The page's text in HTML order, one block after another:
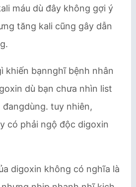
máu dù đây không gợi ý
tăng kali cũng gây dẫn
khiến bạnnghĩ bệnh nhân
dù bạn chưa nhìn list
tuy nhiên,
có phải ngộ độc digoxin
digoxin không có nghĩa là